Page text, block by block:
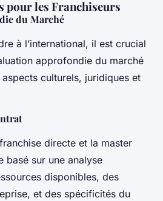
pour les Franchiseurs
du Marché
à l’international, il est crucial
approfondie du marché
culturels, juridiques et
directe et la master
basé sur une analyse
disponibles, des
et des spécificités du